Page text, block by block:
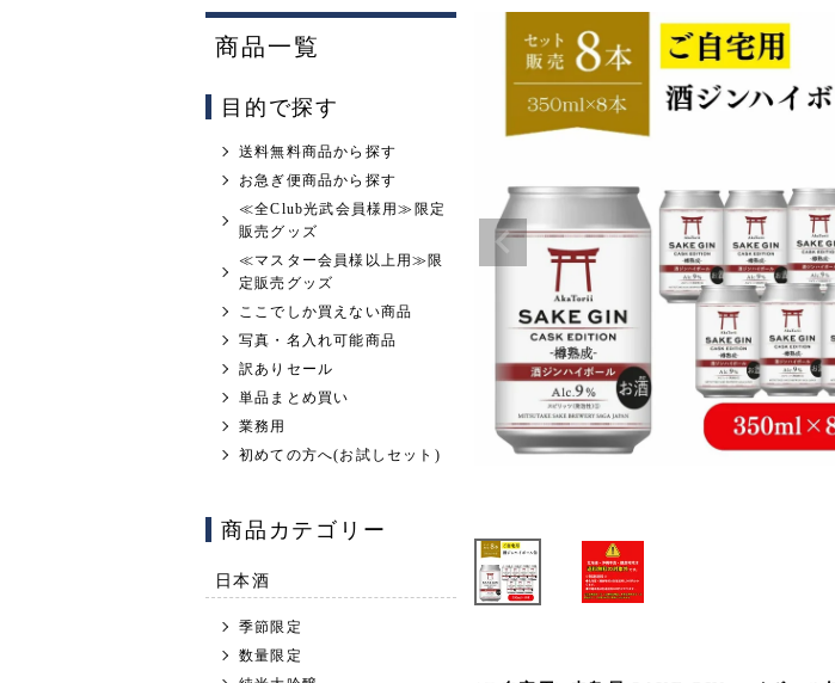
商品一覧
目的で探す
送料無料商品から探す
お急ぎ便商品から探す
≪全Club光武会員様用≫限定
販売グッズ
≪マスター会員様以上用≫限
定販売グッズ
ここでしか買えない商品
写真・名入れ可能商品
訳ありセール
単品まとめ買い
業務用
初めての方へ(お試しセット)
商品カテゴリー
日本酒
季節限定
数量限定